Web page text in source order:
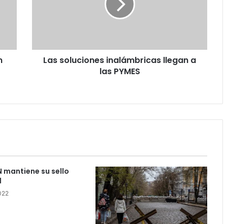
Las soluciones inalámbricas llegan a
las PYMES
mantiene su sello